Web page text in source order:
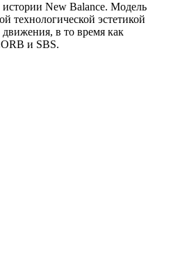
New Balance. Модель
технологической эстетикой
в то время как
и SBS.